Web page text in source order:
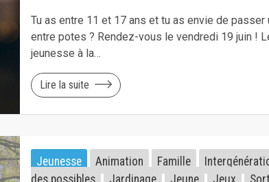
Tu as entre 11 et 17 ans et tu as envie de passer
entre potes ? Rendez-vous le vendredi 19 juin !
jeunesse à la…
Lire la suite
Jeunesse Animation Famille
des possibles
Jardinage Jeune Jeux